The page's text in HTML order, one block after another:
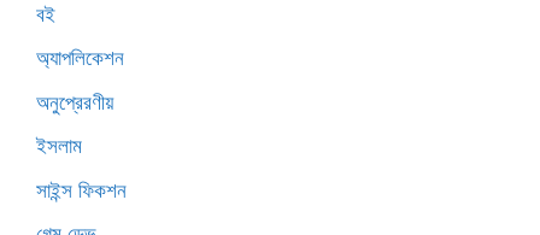
বই
অ্যাপলিকেশন
অনুপ্রেরণীয়
ইসলাম
সাইন্স ফিকশন